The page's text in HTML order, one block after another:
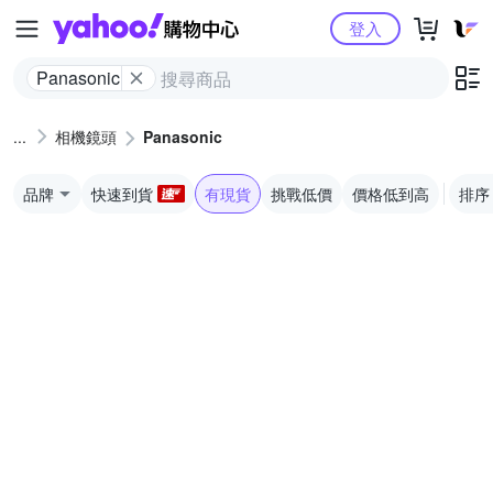
Yahoo購物中心
Panasonic
登入
相機鏡頭 Panasonic
品牌 快速到貨 有現貨 挑戰低價 價格低到高 排序